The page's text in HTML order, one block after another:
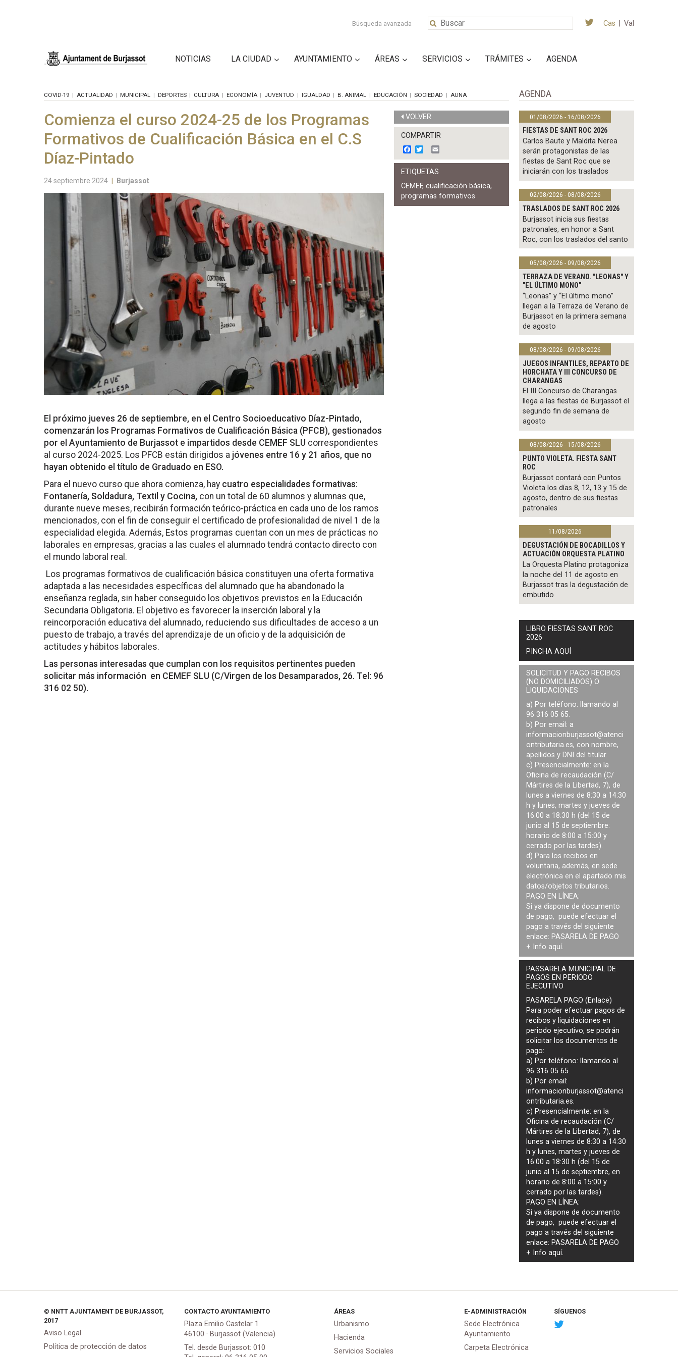
Búsqueda avanzada Cas Val
NOTICIAS LA CIUDAD AYUNTAMIENTO ÁREAS SERVICIOS TRÁMITES AGENDA
COVID-19 ACTUALIDAD MUNICIPAL DEPORTES CULTURA ECONOMÍA JUVENTUD IGUALDAD B. ANIMAL EDUCACIÓN SOCIEDAD AUNA
Comienza el curso 2024-25 de los Programas
Formativos de Cualificación Básica en el C.S
Díaz-Pintado
24 septiembre 2024 Burjassot
El próximo jueves 26 de septiembre, en el Centro Socioeducativo Díaz-Pintado,
comenzarán los Programas Formativos de Cualificación Básica (PFCB), gestionados
por el Ayuntamiento de Burjassot e impartidos desde CEMEF SLU correspondientes
al curso 2024-2025. Los PFCB están dirigidos a jóvenes entre 16 y 21 años, que no
hayan obtenido el título de Graduado en ESO.
Para el nuevo curso que ahora comienza, hay cuatro especialidades formativas:
Fontanería, Soldadura, Textil y Cocina, con un total de 60 alumnos y alumnas que,
durante nueve meses, recibirán formación teórico-práctica en cada uno de los ramos
mencionados, con el fin de conseguir el certificado de profesionalidad de nivel 1 de la
especialidad elegida. Además, Estos programas cuentan con un mes de prácticas no
laborales en empresas, gracias a las cuales el alumnado tendrá contacto directo con
el mundo laboral real.
Los programas formativos de cualificación básica constituyen una oferta formativa
adaptada a las necesidades específicas del alumnado que ha abandonado la
enseñanza reglada, sin haber conseguido los objetivos previstos en la Educación
Secundaria Obligatoria. El objetivo es favorecer la inserción laboral y la
reincorporación educativa del alumnado, reduciendo sus dificultades de acceso a un
puesto de trabajo, a través del aprendizaje de un oficio y de la adquisición de
actitudes y hábitos laborales.
Las personas interesadas que cumplan con los requisitos pertinentes pueden
solicitar más información en CEMEF SLU (C/Virgen de los Desamparados, 26. Tel: 96
316 02 50).
VOLVER
COMPARTIR
F
a
c
e
b
o
o
k
w
i
t
e
r
m
a
l
ETIQUETAS
CEMEF,cualificación básica,
programas formativos
AGENDA
01/08/2026 - 16/08/2026
FIESTAS DE SANT ROC 2026
Carlos Baute y Maldita Nerea
serán protagonistas de las
fiestas de Sant Roc que se
iniciarán con los traslados
02/08/2026 - 08/08/2026
TRASLADOS DE SANT ROC 2026
Burjassot inicia sus fiestas
patronales, en honor a Sant
Roc, con los traslados del santo
05/08/2026 - 09/08/2026
TERRAZA DE VERANO. "LEONAS" Y
"EL ÚLTIMO MONO"
“Leonas” y “El último mono”
llegan a la Terraza de Verano de
Burjassot en la primera semana
de agosto
08/08/2026 - 09/08/2026
JUEGOS INFANTILES, REPARTO DE
HORCHATA Y III CONCURSO DE
CHARANGAS
El III Concurso de Charangas
llega a las fiestas de Burjassot el
segundo fin de semana de
agosto
08/08/2026 - 15/08/2026
PUNTO VIOLETA. FIESTA SANT
ROC
Burjassot contará con Puntos
Violeta los días 8, 12, 13 y 15 de
agosto, dentro de sus fiestas
patronales
11/08/2026
DEGUSTACIÓN DE BOCADILLOS Y
ACTUACIÓN ORQUESTA PLATINO
La Orquesta Platino protagoniza
la noche del 11 de agosto en
Burjassot tras la degustación de
embutido
LIBRO FIESTAS SANT ROC
2026
PINCHA AQUÍ
SOLICITUD Y PAGO RECIBOS
(NO DOMICILIADOS) O
LIQUIDACIONES
a) Por teléfono: llamando al
96 316 05 65.
b) Por email: a
informacionburjassot@atenci
ontributaria.es, con nombre,
apellidos y DNI del titular.
c) Presencialmente: en la
Oficina de recaudación (C/
Mártires de la Libertad, 7), de
lunes a viernes de 8:30 a 14:30
h y lunes, martes y jueves de
16:00 a 18:30 h (del 15 de
junio al 15 de septiembre:
horario de 8:00 a 15:00 y
cerrado por las tardes).
d) Para los recibos en
voluntaria, además, en sede
electrónica en el apartado mis
datos/objetos tributarios.
PAGO EN LÍNEA:
Si ya dispone de documento
de pago, puede efectuar el
pago a través del siguiente
enlace: PASARELA DE PAGO
+ Info aquí.
PASSARELA MUNICIPAL DE
PAGOS EN PERIODO
EJECUTIVO
PASARELA PAGO (Enlace)
Para poder efectuar pagos de
recibos y liquidaciones en
periodo ejecutivo, se podrán
solicitar los documentos de
pago:
a) Por teléfono: llamando al
96 316 05 65.
b) Por email:
informacionburjassot@atenci
ontributaria.es.
c) Presencialmente: en la
Oficina de recaudación (C/
Mártires de la Libertad, 7), de
lunes a viernes de 8:30 a 14:30
h y lunes, martes y jueves de
16:00 a 18:30 h (del 15 de
junio al 15 de septiembre, en
horario de 8:00 a 15:00 y
cerrado por las tardes).
PAGO EN LÍNEA:
Si ya dispone de documento
de pago, puede efectuar el
pago a través del siguiente
enlace: PASARELA DE PAGO
+ Infoaquí.
© NNTT AJUNTAMENT DE BURJASSOT,
2017
Aviso Legal
Política de protección de datos
CONTACTO AYUNTAMIENTO
Plaza Emilio Castelar 1
46100 · Burjassot (Valencia)
Tel. desde Burjassot: 010
ÁREAS
Urbanismo
Hacienda
Servicios Sociales
E-ADMINISTRACIÓN
Sede Electrónica
Ayuntamiento
Carpeta Electrónica
SÍGUENOS